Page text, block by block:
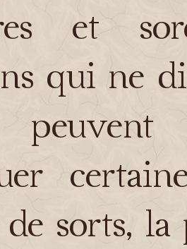
et
qui ne
sorts,